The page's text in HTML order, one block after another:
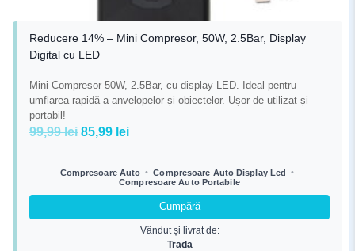
Reducere 14% – Mini Compresor, 50W, 2.5Bar, Display
Digital cu LED
Mini Compresor 50W, 2.5Bar, cu display LED. Ideal pentru
umflarea rapidă a anvelopelor și obiectelor. Ușor de utilizat și
portabil!
99,99lei Prețul
a
85,99 leiPrețul
este:
85,99 lei.
Compresoare Auto • Compresoare Auto Display Led
•
Compresoare Auto Portabile
Cumpără
Vândut și livrat de:
Trada